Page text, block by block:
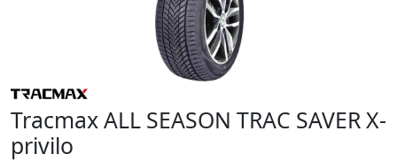
Tracmax ALL SEASON TRAC SAVER X-
privilo